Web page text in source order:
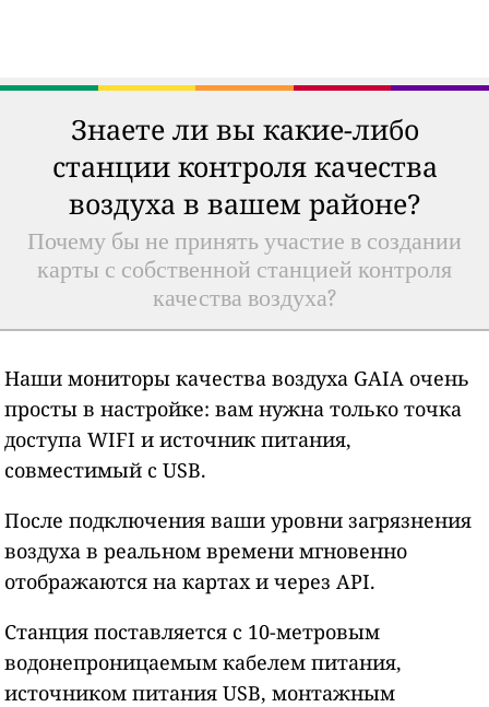
Знаете ли вы какие-либо
станции контроля качества
воздуха в вашем районе?
Почему бы не принять участие в создании
карты с собственной станцией контроля
качества воздуха?
Наши мониторы качества воздуха GAIA очень
просты в настройке: вам нужна только точка
доступа WIFI и источник питания,
совместимый с USB.
После подключения ваши уровни загрязнения
воздуха в реальном времени мгновенно
отображаются на картах и через API.
Станция поставляется с 10-метровым
водонепроницаемым кабелем питания,
источником питания USB, монтажным